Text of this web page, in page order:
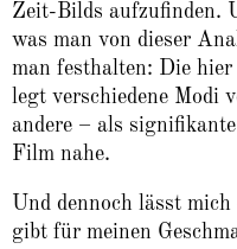
Zeit-Bilds aufzufinden.
was man von dieser
man festhalten: Die
legt verschiedene Modi
andere – als
Film nahe.
Und dennoch lässt
gibt für meinen